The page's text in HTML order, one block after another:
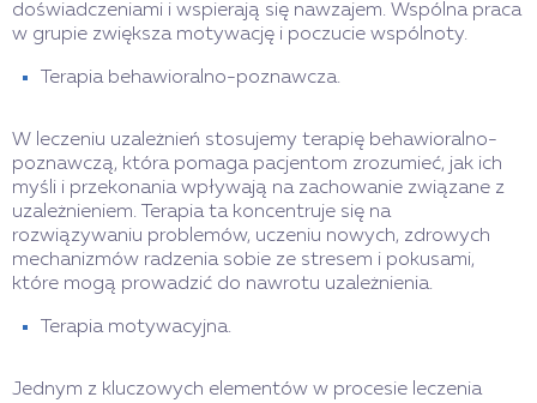
doświadczeniami i wspierają się nawzajem. Wspólna praca
w grupie zwiększa motywację i poczucie wspólnoty.
Terapia behawioralno-poznawcza.
W leczeniu uzależnień stosujemy terapię behawioralno-
poznawczą, która pomaga pacjentom zrozumieć, jak ich
myśli i przekonania wpływają na zachowanie związane z
uzależnieniem. Terapia ta koncentruje się na
rozwiązywaniu problemów, uczeniu nowych, zdrowych
mechanizmów radzenia sobie ze stresem i pokusami,
które mogą prowadzić do nawrotu uzależnienia.
Terapia motywacyjna.
Jednym z kluczowych elementów w procesie leczenia